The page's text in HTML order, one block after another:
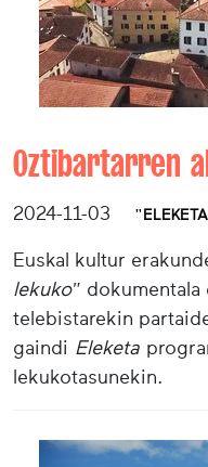
Oztibartarren
2024-11-03
Euskal kultur
lekuko" dokumentala
telebistarekin
gaindi Eleketa
lekukotasunekin.